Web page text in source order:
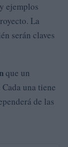
ejemplos
La
serán claves
que un
una tiene
de las